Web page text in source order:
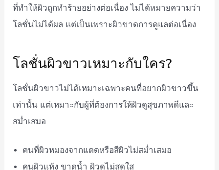
ที่ทำให้ผิวถูกทำร้ายอย่างต่อเนื่อง ไม่ได้หมายความว่า
โลชั่นไม่ได้ผล แต่เป็นเพราะผิวขาดการดูแลต่อเนื่อง
โลชั่นผิวขาวเหมาะกับใคร?
โลชั่นผิวขาวไม่ได้เหมาะเฉพาะคนที่อยากผิวขาวขึ้น
เท่านั้น แต่เหมาะกับผู้ที่ต้องการให้ผิวดูสุขภาพดีและ
สม่ำเสมอ
คนที่ผิวหมองจากแดดหรือสีผิวไม่สม่ำเสมอ
คนผิวแห้ง ขาดน้ำ ผิวดูไม่สดใส